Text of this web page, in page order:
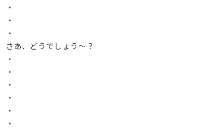
・
・
・
さあ、どうでしょう〜？
・
・
・
・
・
・